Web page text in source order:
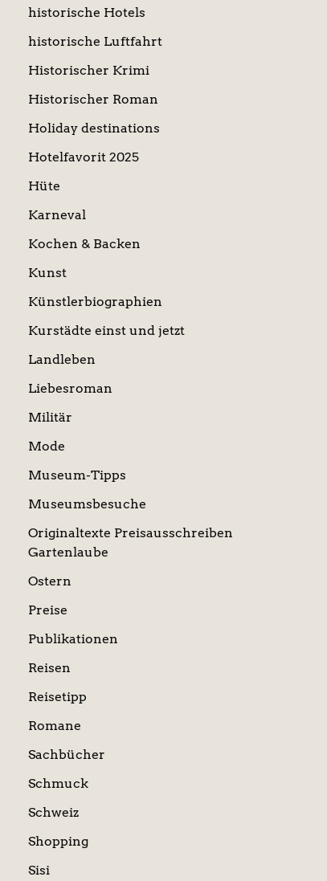
historische Hotels
historische Luftfahrt
Historischer Krimi
Historischer Roman
Holiday destinations
Hotelfavorit 2025
Hüte
Karneval
Kochen & Backen
Kunst
Künstlerbiographien
Kurstädte einst und jetzt
Landleben
Liebesroman
Militär
Mode
Museum-Tipps
Museumsbesuche
Originaltexte Preisausschreiben
Gartenlaube
Ostern
Preise
Publikationen
Reisen
Reisetipp
Romane
Sachbücher
Schmuck
Schweiz
Shopping
Sisi